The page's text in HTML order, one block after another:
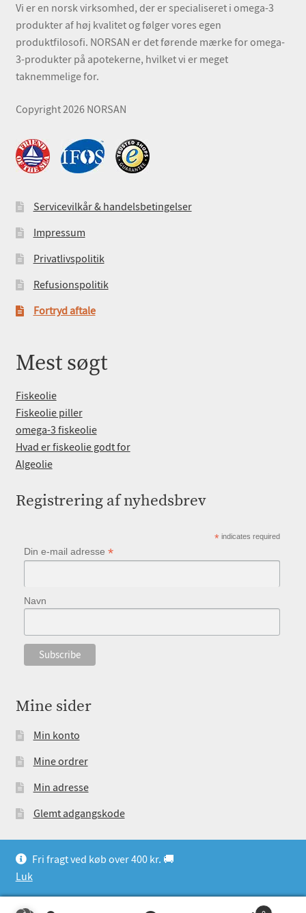
Fri fragt ved køb over 400 kr. 🚚
Luk
Vi er en norsk virksomhed, der er specialiseret i omega-3
produkter af høj kvalitet og følger vores egen
produktfilosofi. NORSAN er det førende mærke for omega-
3-produkter på apotekerne, hvilket vi er meget
taknemmelige for.
Copyright 2026 NORSAN
Servicevilkår & handelsbetingelser
Impressum
Privatlivspolitik
Refusionspolitik
Fortryd aftale
Mest søgt
Fiskeolie
Fiskeolie piller
omega-3 fiskeolie
Hvad er fiskeolie godt for
Algeolie
Registrering af nyhedsbrev
*indicates required
Din e-mail adresse *
Navn
Mine sider
Min konto
Mine ordrer
Min adresse
Glemt adgangskode